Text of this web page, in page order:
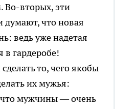
Во-вторых, эти
что новая
ведь уже надетая
в гардеробе!
то, чего якобы
их мужья:
мужчины — очень